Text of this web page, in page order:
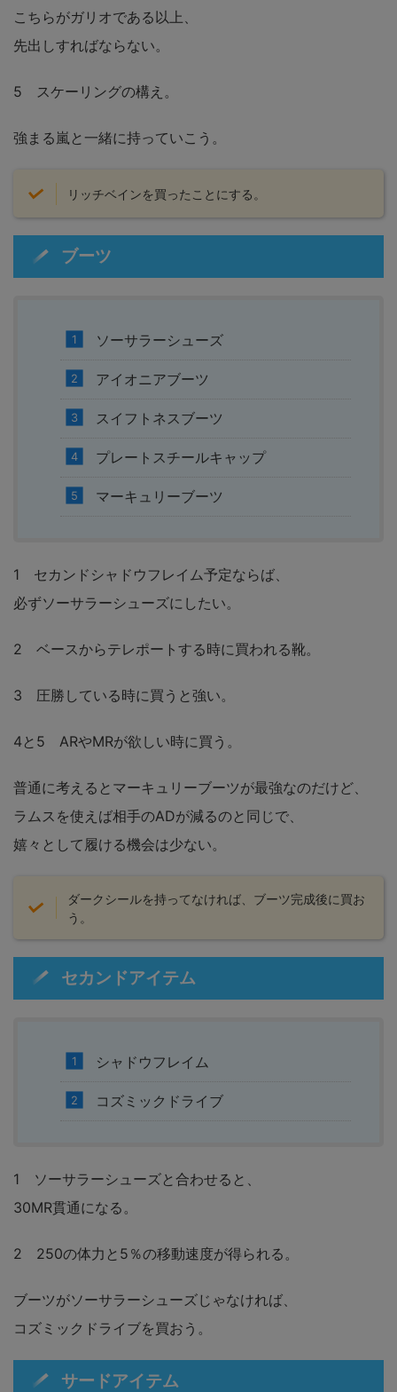
こちらがガリオである以上、
先出しすればならない。
5 スケーリングの構え。
強まる嵐と一緒に持っていこう。
リッチベインを買ったことにする。
ブーツ
ソーサラーシューズ
アイオニアブーツ
スイフトネスブーツ
プレートスチールキャップ
マーキュリーブーツ
1 セカンドシャドウフレイム予定ならば、
必ずソーサラーシューズにしたい。
2 ベースからテレポートする時に買われる靴。
3 圧勝している時に買うと強い。
4と5 ARやMRが欲しい時に買う。
普通に考えるとマーキュリーブーツが最強なのだけど、
ラムスを使えば相手のADが減るのと同じで、
嬉々として履ける機会は少ない。
ダークシールを持ってなければ、ブーツ完成後に買お
う。
セカンドアイテム
シャドウフレイム
コズミックドライブ
1 ソーサラーシューズと合わせると、
30MR貫通になる。
2 250の体力と5％の移動速度が得られる。
ブーツがソーサラーシューズじゃなければ、
コズミックドライブを買おう。
サードアイテム